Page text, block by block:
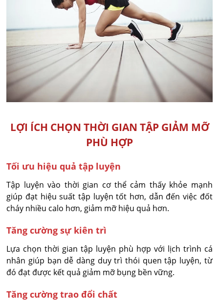
LỢI ÍCH CHỌN THỜI GIAN TẬP GIẢM MỠ
PHÙ HỢP
Tối ưu hiệu quả tập luyện
Tập luyện vào thời gian cơ thể cảm thấy khỏe mạnh
giúp đạt hiệu suất tập luyện tốt hơn, dẫn đến việc đốt
cháy nhiều calo hơn, giảm mỡ hiệu quả hơn.
Tăng cường sự kiên trì
Lựa chọn thời gian tập luyện phù hợp với lịch trình cá
nhân giúp bạn dễ dàng duy trì thói quen tập luyện, từ
đó đạt được kết quả giảm mỡ bụng bền vững.
Tăng cường trao đổi chất